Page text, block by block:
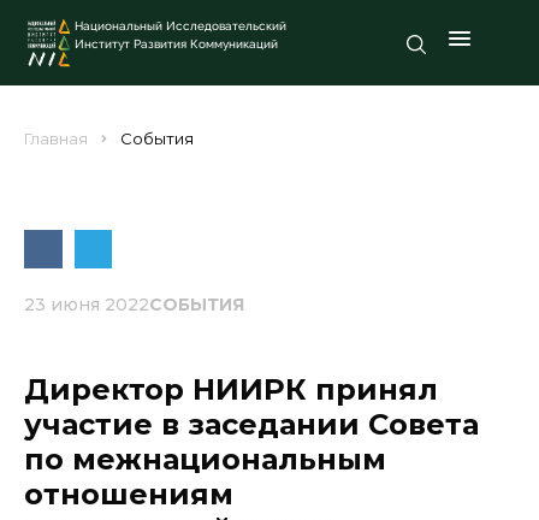
Национальный Исследовательский
Институт Развития Коммуникаций
Главная События
23 июня 2022СОБЫТИЯ
Директор НИИРК принял
участие в заседании Совета
по межнациональным
отношениям